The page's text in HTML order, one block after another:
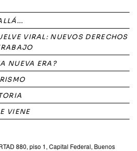
VIRAL: NUEVOS DERECHOS
NUEVA ERA?
VIENE
880, piso 1, Capital Federal, Buenos